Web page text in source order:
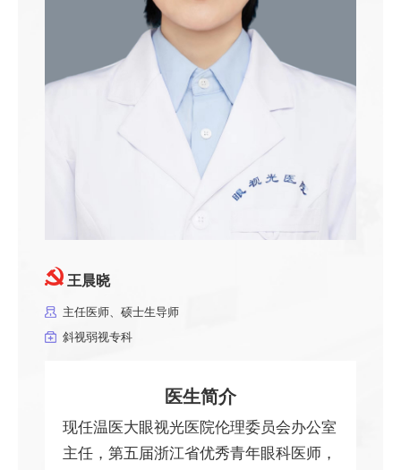
王晨晓
主任医师、硕士生导师
斜视弱视专科
医生简介
现任温医大眼视光医院伦理委员会办公室
主任，第五届浙江省优秀青年眼科医师，